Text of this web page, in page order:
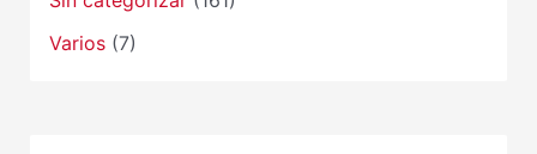
Varios(7)